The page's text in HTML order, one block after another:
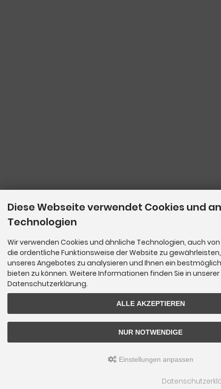
Diese Webseite verwendet Cookies und
Technologien
Wir verwenden Cookies und ähnliche Technologien, auch
die ordentliche Funktionsweise der Website zu
unseres Angebotes zu analysieren und Ihnen ein
bieten zu können. Weitere Informationen finden Sie in unserer
Datenschutzerklärung.
ALLE AKZEPTIEREN
NUR NOTWENDIGE
Einstellungen anpassen